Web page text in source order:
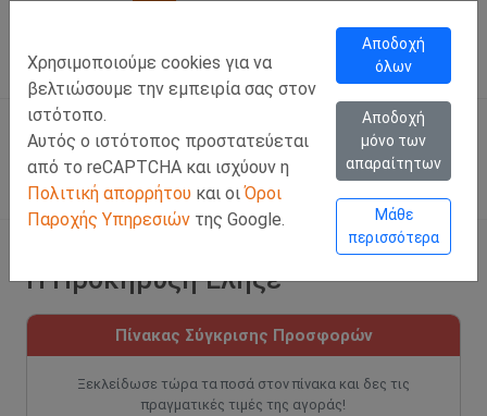
Χρησιμοποιούμε cookies για να
βελτιώσουμε την εμπειρία σας στον
ιστότοπο.
Αυτός ο ιστότοπος προστατεύεται
από το reCAPTCHA και ισχύουν η
Πολιτική απορρήτου και οιΌροι
Παροχής Υπηρεσιών της Google.
Αποδοχή
όλων
Αποδοχή
μόνο των
απαραίτητων
Μάθε
περισσότερα
Viber Chat +357 97443393
WhatsApp Chat
Ελλ ΣΥΝΔΕΣΗ
Η Προκήρυξη Έληξε
Πίνακας Σύγκρισης Προσφορών
Ξεκλείδωσε τώρα τα ποσά στον πίνακα και δες τις
πραγματικές τιμές της αγοράς!